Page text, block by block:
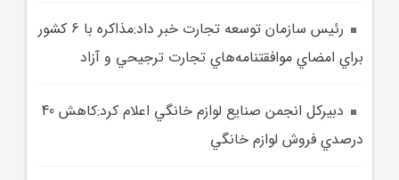
رئيس سازمان توسعه تجارت خبر داد:مذاکره با 6 کشور
براي امضاي موافقتنامه‌هاي تجارت ترجيحي و آزاد
دبيرکل انجمن صنايع لوازم خانگي اعلام کرد:کاهش 40
درصدي فروش لوازم خانگي